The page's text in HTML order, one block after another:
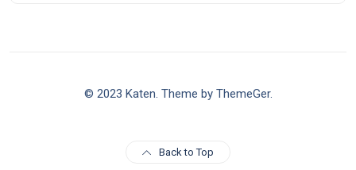
© 2023 Katen. Theme by ThemeGer.
Back to Top